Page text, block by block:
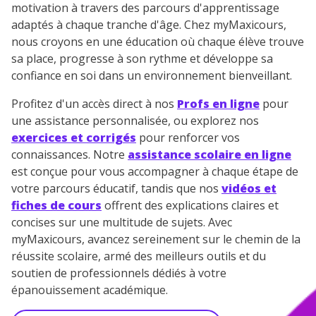
motivation à travers des parcours d'apprentissage
adaptés à chaque tranche d'âge. Chez myMaxicours,
nous croyons en une éducation où chaque élève trouve
sa place, progresse à son rythme et développe sa
confiance en soi dans un environnement bienveillant.
Profitez d'un accès direct à nos Profs en ligne pour
une assistance personnalisée, ou explorez nos
exercices et corrigés pour renforcer vos
connaissances. Notre assistance scolaire en ligne
est conçue pour vous accompagner à chaque étape de
votre parcours éducatif, tandis que nos vidéos et
fiches de cours offrent des explications claires et
concises sur une multitude de sujets. Avec
myMaxicours, avancez sereinement sur le chemin de la
réussite scolaire, armé des meilleurs outils et du
soutien de professionnels dédiés à votre
épanouissement académique.